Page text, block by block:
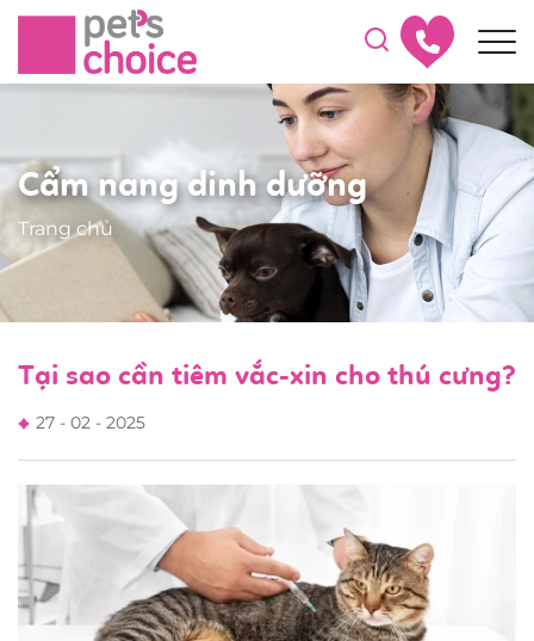
Cẩm nang dinh dưỡng
Trang chủ
Tại sao cần tiêm vắc-xin cho thú cưng?
27 - 02 - 2025